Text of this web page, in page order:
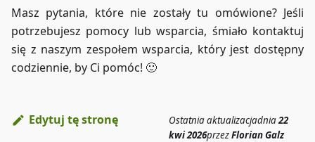
Masz pytania, które nie zostały tu omówione? Jeśli
potrzebujesz pomocy lub wsparcia, śmiało kontaktuj
się z naszym zespołem wsparcia, który jest dostępny
codziennie, by Ci pomóc! 🙂
Edytuj tę stronę Ostatnia aktualizacjadnia22
kwi 2026przezFlorian Galz